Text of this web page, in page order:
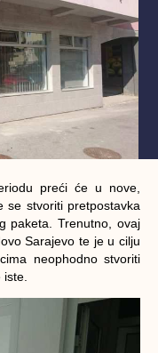
preći će u nove,
se stvoriti pretpostavka
paketa. Trenutno, ovaj
Sarajevo te je u cilju
neophodno stvoriti